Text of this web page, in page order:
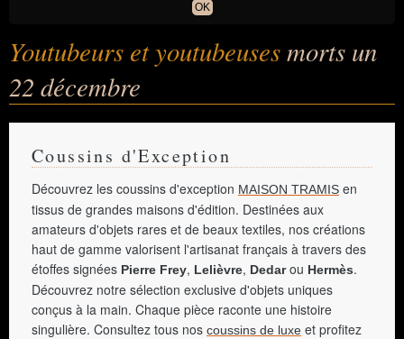
OK
Youtubeurs et youtubeusesmorts un
22 décembre
Coussins d'Exception
Découvrez les coussins d'exception MAISON TRAMIS en
tissus de grandes maisons d'édition. Destinées aux
amateurs d'objets rares et de beaux textiles, nos créations
haut de gamme valorisent l'artisanat français à travers des
étoffes signées Pierre Frey, Lelièvre, Dedarou Hermès.
Découvrez notre sélection exclusive d'objets uniques
conçus à la main. Chaque pièce raconte une histoire
singulière. Consultez tous nos coussins de luxe et profitez